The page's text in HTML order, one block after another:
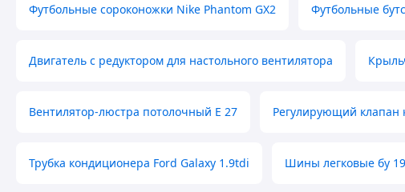
Футбольные сороконожки Nike Phantom GX2 Футбольные
Двигатель с редуктором для настольного вентилятора
Вентилятор-люстра потолочный E 27 Регулирующий клапан
Трубка кондиционера Ford Galaxy 1.9tdi Шины легковые бу